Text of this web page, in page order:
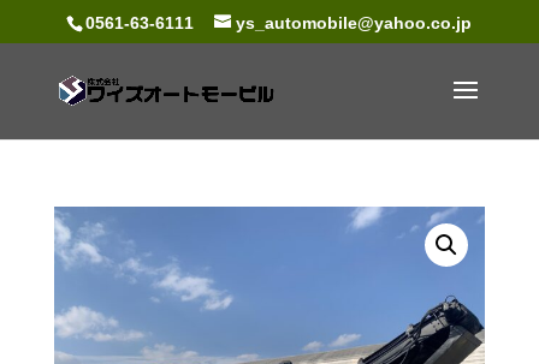
0561-63-6111 ys_automobile@yahoo.co.jp